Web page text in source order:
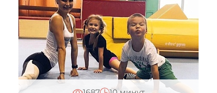
Написать в ВКонтакте
Лужники
+7 (495) 648-60-08
Написать в ВКонтакте
Мнёвники
+7 (495) 648-60-08
Написать в ВКонтакте